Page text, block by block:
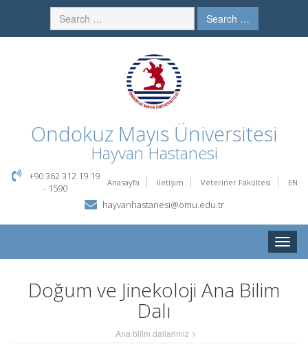
Search …
Ondokuz Mayıs Üniversitesi
Hayvan Hastanesi
Anasayfa İletişim Veteriner Fakültesi EN
+90 362 312 19 19
- 1590
hayvanhastanesi@omu.edu.tr
Toggle
Doğum ve Jinekoloji Ana Bilim
Dalı
Ana bi̇li̇m dallarimiz